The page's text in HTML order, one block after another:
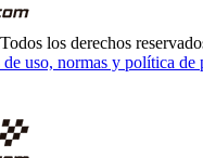
los derechos
uso, normas y política de